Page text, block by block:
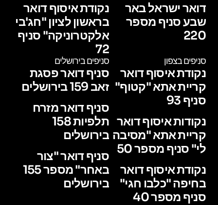
דואר ישראל באר
שבע סניף מספר
220
נקודת איסוף דואר
בראשון לציון "חג'בי
אלקטרוניקה" סניף
72
סניפים בצפון
נקודת איסוף דואר
קריית אתא "קטוף"
סניף 93
נקודות איסוף דואר
קריית אתא "מסיבה
לי" סניף מספר 50
נקודת איסוף דואר
בחיפה "כלבו חגי"
סניף מספר 40
סניפים בירושלים
סניף דואר פסגת
זאב 159 בירושלים
סניף דואר מזרח
תלפיות 158
בירושלים
סניף דואר "צור
באחר" מספר 155
בירושלים